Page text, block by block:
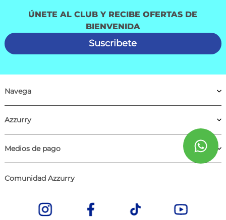
ÚNETE AL CLUB Y RECIBE OFERTAS DE
BIENVENIDA
Suscribete
Navega
Azzurry
Medios de pago
Comunidad Azzurry